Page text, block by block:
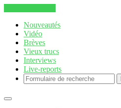
Nouveautés
Vidéo
Brèves
Vieux trucs
Interviews
Live-reports